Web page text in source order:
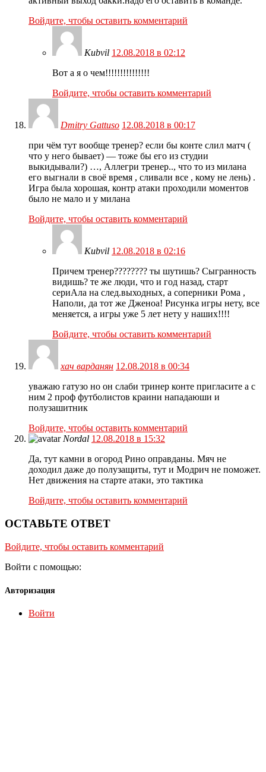
Войдите, чтобы оставить комментарий
Kubvil 12.08.2018 в 02:12
Вот а я о чем!!!!!!!!!!!!!!!
Войдите, чтобы оставить комментарий
Dmitry Gattuso 12.08.2018 в 00:17
при чём тут вообще тренер? если бы конте слил матч (
что у него бывает) — тоже бы его из студии
выкидывали?) …, Аллегри тренер.., что то из милана
его выгнали в своё время , сливали все , кому не лень) .
Игра была хорошая, контр атаки проходили моментов
было не мало и у милана
Войдите, чтобы оставить комментарий
Kubvil 12.08.2018 в 02:16
Причем тренер???????? ты шутишь? Сыгранность
видишь? те же люди, что и год назад, старт
сериАла на след.выходных, а соперники Рома ,
Наполи, да тот же Дженоа! Рисунка игры нету, все
меняется, а игры уже 5 лет нету у наших!!!!
Войдите, чтобы оставить комментарий
хач варданян 12.08.2018 в 00:34
уважаю гатузо но он слаби тринер конте пригласите а с
ним 2 проф футболистов краини нападаюши и
полузашитник
Войдите, чтобы оставить комментарий
Nordal 12.08.2018 в 15:32
Да, тут камни в огород Рино оправданы. Мяч не
доходил даже до полузащиты, тут и Модрич не поможет.
Нет движения на старте атаки, это тактика
Войдите, чтобы оставить комментарий
ОСТАВЬТЕ ОТВЕТ
Войдите, чтобы оставить комментарий
Войти с помощью:
Авторизация
Войти